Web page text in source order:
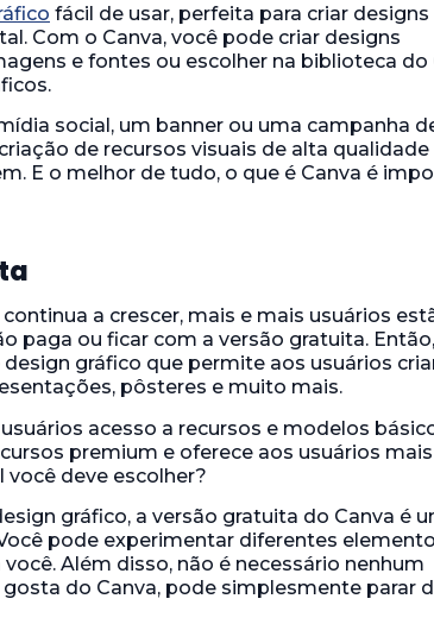
fácil de usar, perfeita para criar designs
Com o Canva, você pode criar designs
e fontes ou escolher na biblioteca do
social, um banner ou uma campanha
de recursos visuais de alta qualidade
E o melhor de tudo, o que é Canva é
a crescer, mais e mais usuários
paga ou ficar com a versão gratuita.
gráfico que permite aos usuários
pôsteres e muito mais.
acesso a recursos e modelos
premium e oferece aos usuários mais
você deve escolher?
gráfico, a versão gratuita do Canva é
pode experimentar diferentes
Além disso, não é necessário nenhum
do Canva, pode simplesmente parar